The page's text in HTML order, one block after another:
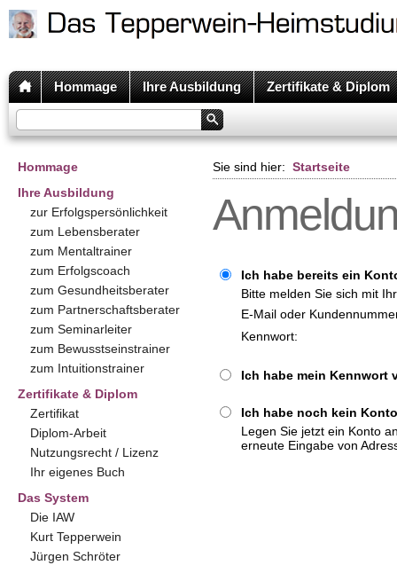
Hommage Ihre Ausbildung Zertifikate & Diplom
Hommage
Ihre Ausbildung
zur Erfolgspersönlichkeit
zum Lebensberater
zum Mentaltrainer
zum Erfolgscoach
zum Gesundheitsberater
zum Partnerschaftsberater
zum Seminarleiter
zum Bewusstseinstrainer
zum Intuitionstrainer
Zertifikate & Diplom
Zertifikat
Diplom-Arbeit
Nutzungsrecht / Lizenz
Ihr eigenes Buch
Das System
Die IAW
Kurt Tepperwein
Jürgen Schröter
Sie sind hier: Startseite
Ich habe bereits ein
Bitte melden Sie sich mit
E-Mail oder
Kennwort:
Ich habe mein Kennwort
Ich habe noch kein
Legen Sie jetzt ein Konto
erneute Eingabe von